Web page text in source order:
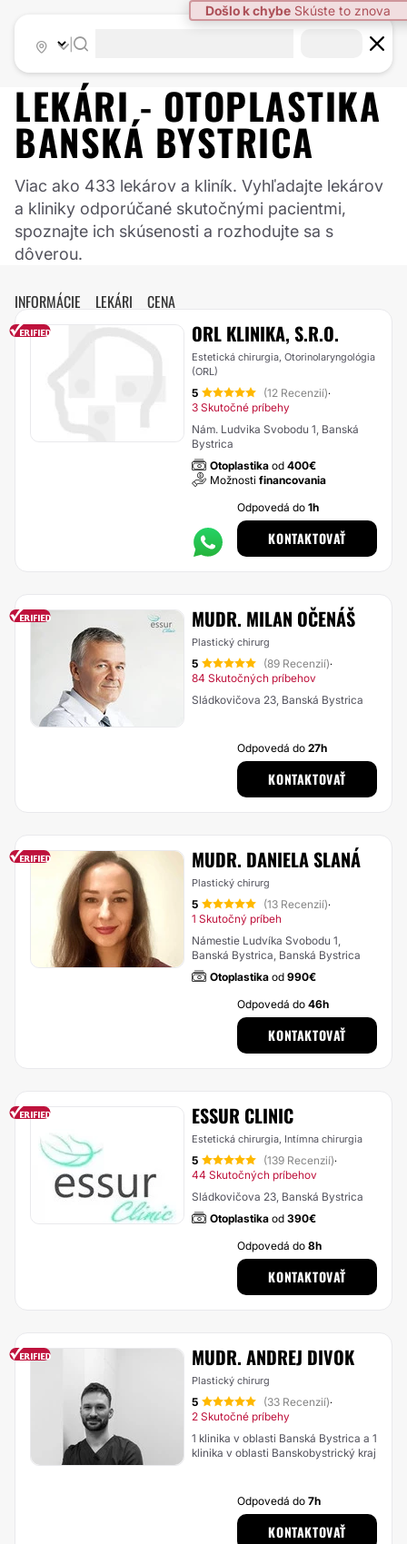
LEKÁRI - OTOPLASTIKA
BANSKÁ BYSTRICA
Viac ako 433 lekárov a kliník. Vyhľadajte lekárov
a kliniky odporúčané skutočnými pacientmi,
spoznajte ich skúsenosti a rozhodujte sa s
dôverou.
INFORMÁCIE LEKÁRI CENA
ORL KLINIKA, S.R.O.
Estetická chirurgia, Otorinolaryngológia
(ORL)
5 (12 Recenzií)·
3 Skutočné príbehy
Nám. Ludvika Svobodu 1, Banská
Bystrica
Otoplastika od 400€
Možnosti financovania
Odpovedá do1h
KONTAKTOVAŤ
MUDR. MILAN OČENÁŠ
Plastický chirurg
5 (89 Recenzií)·
84 Skutočných príbehov
Sládkovičova 23, Banská Bystrica
Odpovedá do27h
KONTAKTOVAŤ
MUDR. DANIELA SLANÁ
Plastický chirurg
5 (13 Recenzií)·
1 Skutočný príbeh
Námestie Ludvíka Svobodu 1,
Banská Bystrica, Banská Bystrica
Otoplastika od 990€
Odpovedá do46h
KONTAKTOVAŤ
ESSUR CLINIC
Estetická chirurgia, Intímna chirurgia
5 (139 Recenzií)·
44 Skutočných príbehov
Sládkovičova 23, Banská Bystrica
Otoplastika od 390€
Odpovedá do8h
KONTAKTOVAŤ
MUDR. ANDREJ DIVOK
Plastický chirurg
5 (33 Recenzií)·
2 Skutočné príbehy
1 klinika v oblasti Banská Bystrica a 1
klinika v oblasti Banskobystrický kraj
Odpovedá do7h
KONTAKTOVAŤ